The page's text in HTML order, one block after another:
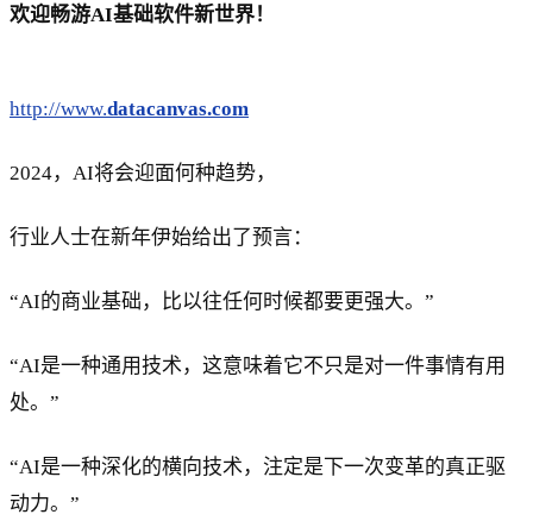
欢迎畅游AI基础软件新世界！
http://www.datacanvas.com
2024，AI将会迎面何种趋势，
行业人士在新年伊始给出了预言：
“AI的商业基础，比以往任何时候都要更强大。”
“AI是一种通用技术，这意味着它不只是对一件事情有用
处。”
“AI是一种深化的横向技术，注定是下一次变革的真正驱
动力。”